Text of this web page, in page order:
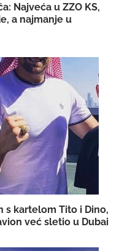
Najveća u ZZO KS,
a najmanje u
s kartelom Tito i Dino,
već sletio u Dubai